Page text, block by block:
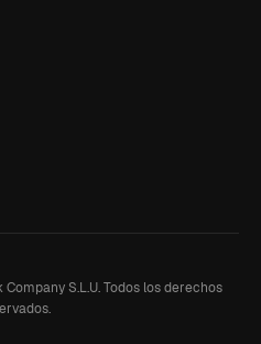
Company S.L.U.Todos los derechos
.